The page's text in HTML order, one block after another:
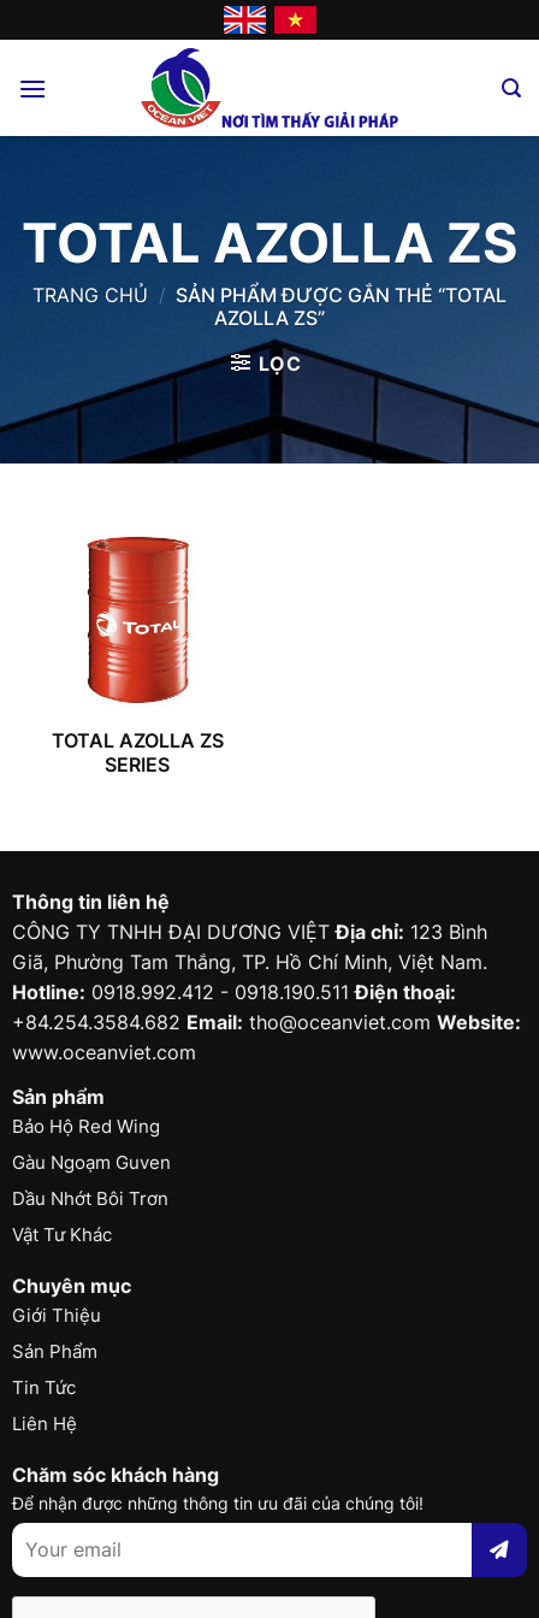
to
TOTAL AZOLLA ZS
TRANG CHỦ / SẢN PHẨM ĐƯỢC GẮN THẺ “TOTAL
AZOLLA ZS”
LỌC
TOTAL AZOLLA ZS
SERIES
Thông tin liên hệ
CÔNG TY TNHH ĐẠI DƯƠNG VIỆTĐịa chỉ: 123 Bình
Giã, Phường Tam Thắng, TP. Hồ Chí Minh, Việt Nam.
Hotline: 0918.992.412 - 0918.190.511Điện thoại:
+84.254.3584.682 Email: tho@oceanviet.com Website:
www.oceanviet.com
Sản phẩm
Bảo Hộ Red Wing
Gàu Ngoạm Guven
Dầu Nhớt Bôi Trơn
Vật Tư Khác
Chuyên mục
Giới Thiệu
Sản Phẩm
Tin Tức
Liên Hệ
Chăm sóc khách hàng
Để nhận được những thông tin ưu đãi của chúng tôi!